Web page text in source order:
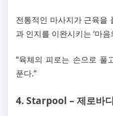
전통적인 마사지가 근육을
과 인지를 이완시키는 ‘마
“육체의 피로는 손으로 풀
푼다.”
4. Starpool – 제로바